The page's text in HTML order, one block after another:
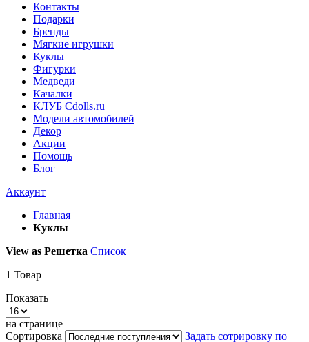
Контакты
Подарки
Бренды
Мягкие игрушки
Куклы
Фигурки
Медведи
Качалки
КЛУБ Cdolls.ru
Модели автомобилей
Декор
Акции
Помощь
Блог
Аккаунт
Главная
Куклы
View as Решетка Список
1 Товар
Показать
на странице
Сортировка
Задать сотрировку по